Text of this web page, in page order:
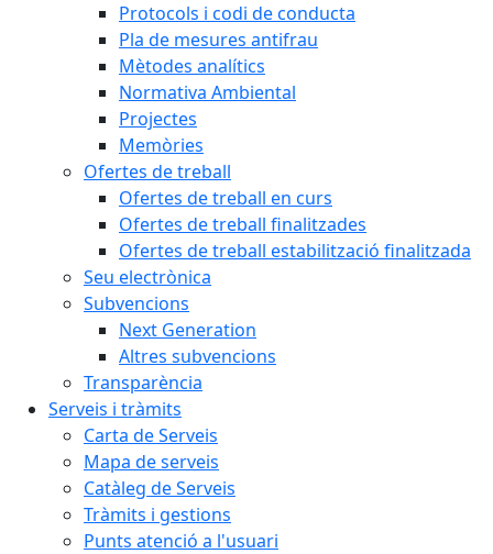
Protocols i codi de conducta
Pla de mesures antifrau
Mètodes analítics
Normativa Ambiental
Projectes
Memòries
Ofertes de treball
Ofertes de treball en curs
Ofertes de treball finalitzades
Ofertes de treball estabilització finalitzada
Seu electrònica
Subvencions
Next Generation
Altres subvencions
Transparència
Serveis i tràmits
Carta de Serveis
Mapa de serveis
Catàleg de Serveis
Tràmits i gestions
Punts atenció a l'usuari